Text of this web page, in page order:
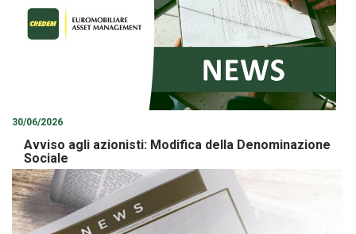
30/06/2026
Avviso agli azionisti: Modifica della Denominazione
Sociale